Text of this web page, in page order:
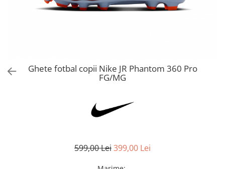
Bluze fotbal copii
Sorturi fotbal femei
Ghete fotbal copii Nike JR Phantom 360 Pro
FG/MG
599,00 Lei399,00 Lei